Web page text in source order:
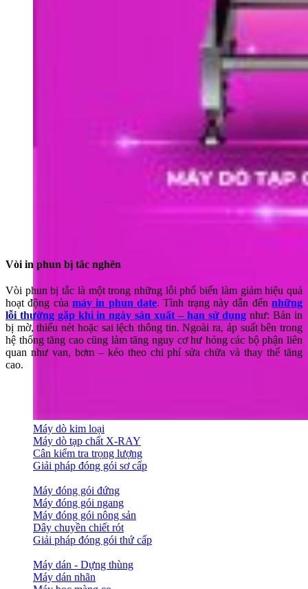
Máy dò kim loại
Máy dò tạp chất X-RAY
Cân kiểm tra trọng lượng
Giải pháp đóng gói sơ cấp
Máy đóng gói đứng
Máy đóng gói ngang
Máy đóng gói nông sản
Dây chuyền chiết rót
Giải pháp đóng gói thứ cấp
Máy dán - Dựng thùng
Máy dán nhãn
Vòi in phun bị tắc nghẽn
Vòi phun bị tắc là một trong những lỗi phổ biến làm giảm hiệu quả
hoạt động của máy in phun date. Tình trạng này dẫn đến những
lỗi thường gặp khi in ngày sản xuất – hạn sử dụng như: Bản in
bị mờ, thiếu nét hoặc sai lệch thông tin. Ngoài ra, áp suất bên trong
hệ thống tăng cao cũng làm tăng nguy cơ hư hỏng các bộ phận liên
quan như van, bơm – kéo theo chi phí sửa chữa và thay thế tăng
cao.